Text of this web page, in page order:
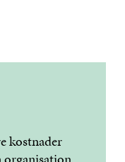
kostnader